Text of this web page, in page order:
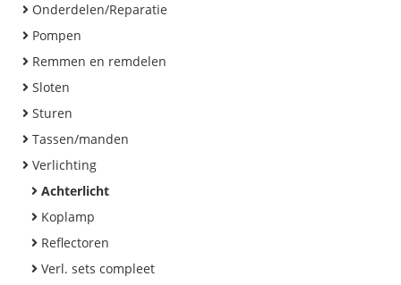
Onderdelen/Reparatie
Pompen
Remmen en remdelen
Sloten
Sturen
Tassen/manden
Verlichting
Achterlicht
Koplamp
Reflectoren
Verl. sets compleet